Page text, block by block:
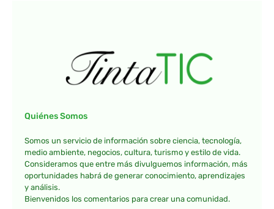
Quiénes Somos
Somos un servicio de información sobre ciencia, tecnología,
medio ambiente, negocios, cultura, turismo y estilo de vida.
Consideramos que entre más divulguemos información, más
oportunidades habrá de generar conocimiento, aprendizajes
y análisis.
Bienvenidos los comentarios para crear una comunidad.